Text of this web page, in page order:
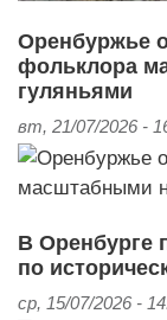
Оренбуржье
фольклора
гуляньями
вт, 21/07/2026 -
В Оренбурге
по
ср, 15/07/2026 -